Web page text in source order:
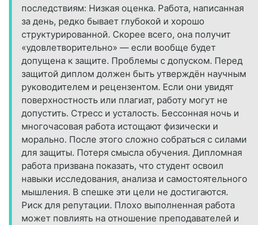
последствиям: Низкая оценка. Работа, написанная
за день, редко бывает глубокой и хорошо
структурированной. Скорее всего, она получит
«удовлетворительно» — если вообще будет
допущена к защите. Проблемы с допуском. Перед
защитой диплом должен быть утверждён научным
руководителем и рецензентом. Если они увидят
поверхностность или плагиат, работу могут не
допустить. Стресс и усталость. Бессонная ночь и
многочасовая работа истощают физически и
морально. После этого сложно собраться с силами
для защиты. Потеря смысла обучения. Дипломная
работа призвана показать, что студент освоил
навыки исследования, анализа и самостоятельного
мышления. В спешке эти цели не достигаются.
Риск для репутации. Плохо выполненная работа
может повлиять на отношение преподавателей и